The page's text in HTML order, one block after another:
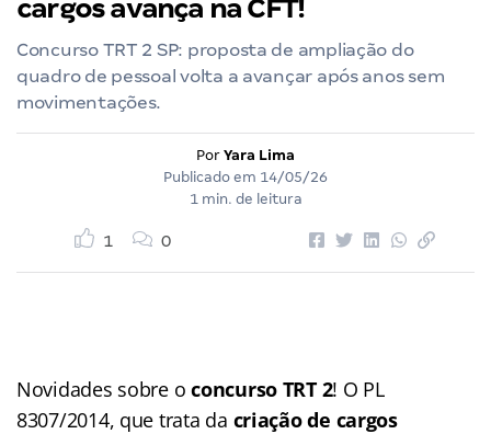
cargos avança na CFT!
Concurso TRT 2 SP: proposta de ampliação do
quadro de pessoal volta a avançar após anos sem
movimentações.
Por Yara Lima
Publicado em 14/05/26
1 min. de leitura
1 0
Novidades sobre oconcurso TRT 2! O PL
8307/2014, que trata da criação de cargos